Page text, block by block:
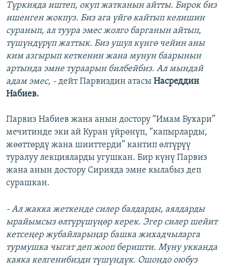
Түркияда иштеп, окуп жатканын айтты. Бирок биз
ишенген жокпуз. Биз ага үйгө кайтып келишин
суранып, ал туура эмес жолго барганын айтып,
түшүндүрүп жаттык. Биз ушул күнгө чейин аны
ким азгырып кеткенин жана мунун баарынын
артында эмне тураарын билбейбиз. Ал мындай
адам эмес, - дейт Парвиздин атасы Насреддин
Набиев.
Парвиз Набиев жана анын достору “Имам Бухари”
мечитинде эки ай Куран үйрөнүп, “капырларды,
жөөттөрдү жана шииттерди” кантип өлтүрүү
туралуу лекцияларды угушкан. Бир күнү Парвиз
жана анын достору Сирияда эмне кылабыз деп
сурашкан.
- Ал жакка жеткенде силер балдарды, аялдарды
ырайымсыз өлтүрүшүңөр керек. Эгер силер шейит
кетсеңер жубайларыңар башка жихадчыларга
турмушка чыгат деп жооп беришти. Муну укканда
каяка келгенибизди түшүндүк. Ошондо оюбуз